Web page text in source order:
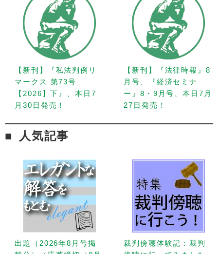
【新刊】『私法判例リ
マークス 第73号
【2026】下』、本日7
月30日発売！
【新刊】『法律時報』8
月号、『経済セミナ
ー』8・9月号、本日7月
27日発売！
人気記事
出題（2026年8月号掲
裁判傍聴体験記：裁判